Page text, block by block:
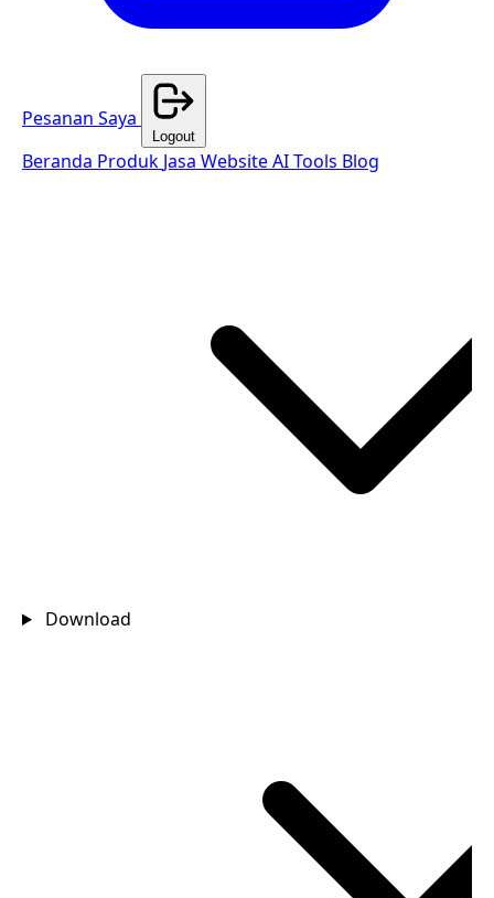
Pesanan Saya
Logout
Beranda Produk Jasa WebsiteAI Tools Blog
Download